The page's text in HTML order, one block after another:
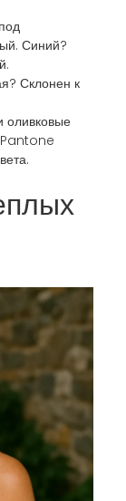
Синий?
Склонен к
оливковые
Pantone